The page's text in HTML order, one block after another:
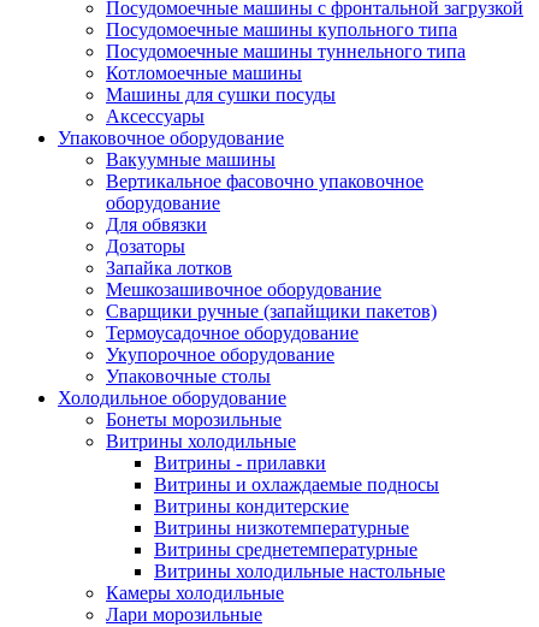
Посудомоечные машины с фронтальной загрузкой
Посудомоечные машины купольного типа
Посудомоечные машины туннельного типа
Котломоечные машины
Машины для сушки посуды
Аксессуары
Упаковочное оборудование
Вакуумные машины
Вертикальное фасовочно упаковочное
оборудование
Для обвязки
Дозаторы
Запайка лотков
Мешкозашивочное оборудование
Сварщики ручные (запайщики пакетов)
Термоусадочное оборудование
Укупорочное оборудование
Упаковочные столы
Холодильное оборудование
Бонеты морозильные
Витрины холодильные
Витрины - прилавки
Витрины и охлаждаемые подносы
Витрины кондитерские
Витрины низкотемпературные
Витрины среднетемпературные
Витрины холодильные настольные
Камеры холодильные
Лари морозильные